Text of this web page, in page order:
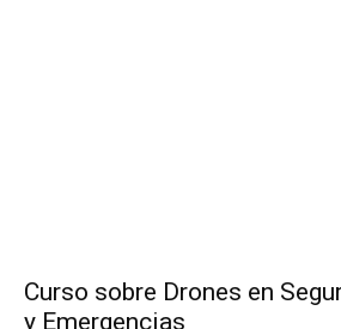
Curso sobre Drones en
y Emergencias